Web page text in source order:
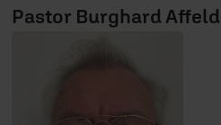
Pastor Burghard Affeld